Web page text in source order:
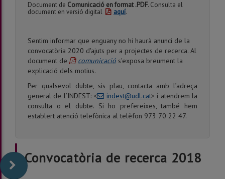
Document de Comunicació en format .PDF. Consulta el
document en versió digital
aquí.
Sentim informar que enguany no hi haurà anunci de la
convocatòria 2020 d'ajuts per a projectes de recerca. Al
document de
comunicació s'exposa breument la
explicació dels motius.
Per qualsevol dubte, sis plau, contacta amb l’adreça
general de l’INDEST: <
indest@udl.cat> i atendrem la
consulta o el dubte. Si ho prefereixes, també hem
establert atenció telefònica al telèfon 973 70 22 47.
Convocatòria de recerca 2018